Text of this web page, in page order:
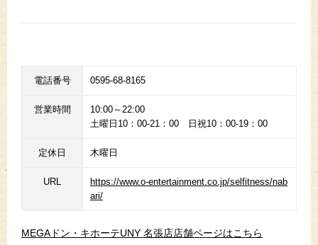
電話番号 0595-68-8165
営業時間
10:00～22:00
土曜日10：00-21：00 日祝10：00-19：00
定休日 木曜日
URL
https://www.o-entertainment.co.jp/selfitness/nab
ari/
MEGAドン・キホーテUNY 名張店店舗ページはこちら